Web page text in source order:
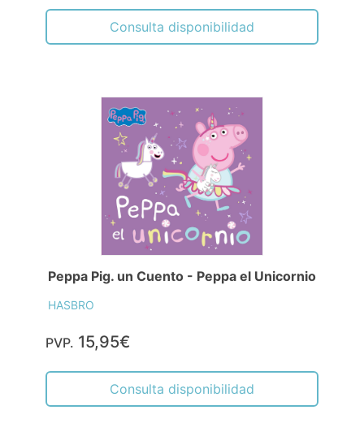
Consulta disponibilidad
Peppa Pig. un Cuento - Peppa el Unicornio
HASBRO
PVP. 15,95€
Consulta disponibilidad